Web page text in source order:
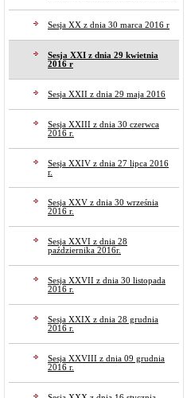
Sesja XX z dnia 30 marca 2016 r
Sesja XXI z dnia 29 kwietnia
2016 r
Sesja XXII z dnia 29 maja 2016
Sesja XXIII z dnia 30 czerwca
2016 r.
Sesja XXIV z dnia 27 lipca 2016
r.
Sesja XXV z dnia 30 września
2016 r.
Sesja XXVI z dnia 28
października 2016r.
Sesja XXVII z dnia 30 listopada
2016 r.
Sesja XXIX z dnia 28 grudnia
2016 r.
Sesja XXVIII z dnia 09 grudnia
2016 r.